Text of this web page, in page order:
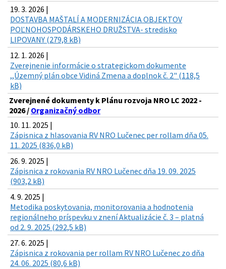
19. 3. 2026 |
DOSTAVBA MAŠTALÍ A MODERNIZÁCIA OBJEKTOV
POĽNOHOSPODÁRSKEHO DRUŽSTVA- stredisko
LIPOVANY (279,8 kB)
12. 1. 2026 |
Zverejnenie informácie o strategickom dokumente
,,Územný plán obce Vidiná Zmena a doplnok č. 2" (118,5
kB)
Zverejnené dokumenty k Plánu rozvoja NRO LC 2022 -
2026 / Organizačný odbor
10. 11. 2025 |
Zápisnica z hlasovania RV NRO Lučenec per rollam dňa 05.
11. 2025 (836,0 kB)
26. 9. 2025 |
Zápisnica z rokovania RV NRO Lučenec dňa 19. 09. 2025
(903,2 kB)
4. 9. 2025 |
Metodika poskytovania, monitorovania a hodnotenia
regionálneho príspevku v znení Aktualizácie č. 3 – platná
od 2. 9. 2025 (292,5 kB)
27. 6. 2025 |
Zápisnica z rokovania per rollam RV NRO Lučenec zo dňa
24. 06. 2025 (80,6 kB)